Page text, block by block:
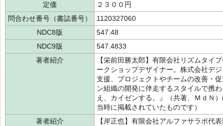
定価
２３００円
問合わせ番号（書誌番号）
1120327060
NDC8版
547.48
NDC9版
547.4833
著者紹介
【栄前田勝太郎】有限会社リズムタイ
ークショップデザイナー。株式会社デ
支援、プロジェクトやチームの改善・
ン組織の開発に伴走するスタイルで携
え、カイゼンする。』（共著、ＭｄＮ
当時に掲載されていたものです）
著者紹介
【岸正也】有限会社アルファサラボ代